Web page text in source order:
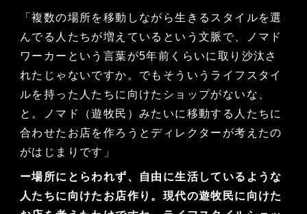
「複数の場所を移動しながら生きるスタイルを選
んでる人たちが増えているという文脈で、ノマド
ワーカーという言葉が5年前くらいに取り沙汰さ
れたじゃないですか。でもそういうライフスタイ
ルを持った人たちに向けたショップがないな、
と。ノマド（遊牧民）みたいに移動する人たちに
合わせたお店を作ろうとディレクターが考えたの
がはじまりです」
ー場所にとらわれず、自由に生活しているような
人たちに向けたお店作り。現代の遊牧民に向けた